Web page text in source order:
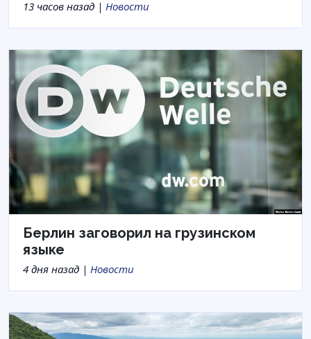
13 часов назад | Новости
Берлин заговорил на грузинском
языке
4 дня назад | Новости